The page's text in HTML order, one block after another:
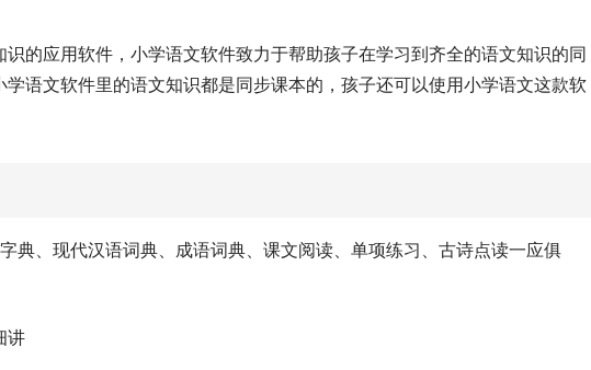
的应用软件，小学语文软件致力于帮助孩子在学习到齐全的语文知识的同
语文软件里的语文知识都是同步课本的，孩子还可以使用小学语文这款软
典、现代汉语词典、成语词典、课文阅读、单项练习、古诗点读一应俱
讲